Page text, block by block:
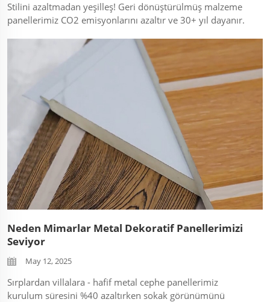
Stilini azaltmadan yeşilleş! Geri dönüştürülmüş malzeme
panellerimiz CO2 emisyonlarını azaltır ve 30+ yıl dayanır.
indirimleri hakkında sorun! ...
Neden Mimarlar Metal Dekoratif Panellerimizi
Seviyor
May 12, 2025
Sırplardan villalara - hafif metal cephe panellerimiz
kurulum süresini %40 azaltırken sokak görünümünü